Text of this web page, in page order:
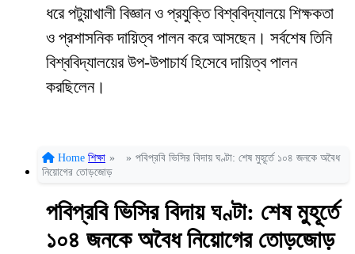
ধরে পটুয়াখালী বিজ্ঞান ও প্রযুক্তি বিশ্ববিদ্যালয়ে শিক্ষকতা
ও প্রশাসনিক দায়িত্ব পালন করে আসছেন। সর্বশেষ তিনি
বিশ্ববিদ্যালয়ের উপ-উপাচার্য হিসেবে দায়িত্ব পালন
করছিলেন।
Home শিক্ষা » » পবিপ্রবি ভিসির বিদায় ঘণ্টা: শেষ মুহূর্তে ১০৪ জনকে অবৈধ
নিয়োগের তোড়জোড়
পবিপ্রবি ভিসির বিদায় ঘণ্টা: শেষ মুহূর্তে
১০৪ জনকে অবৈধ নিয়োগের তোড়জোড়